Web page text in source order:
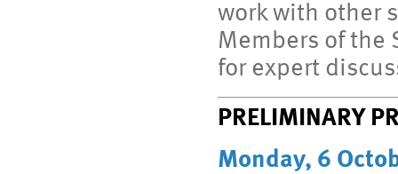
work with other
Members of the
for expert
PRELIMINARY
Monday, 6